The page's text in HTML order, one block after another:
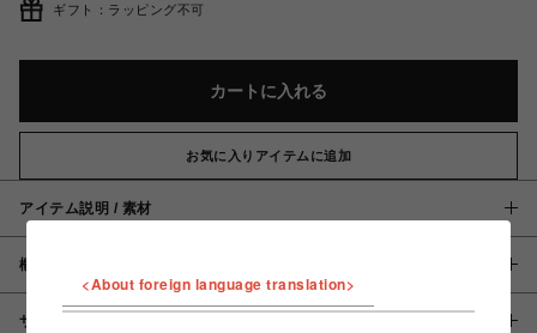
ギフト：ラッピング不可
カートに入れる
お気に入りアイテムに追加
アイテム説明 / 素材
概要
サイズ
<About foreign language translation>